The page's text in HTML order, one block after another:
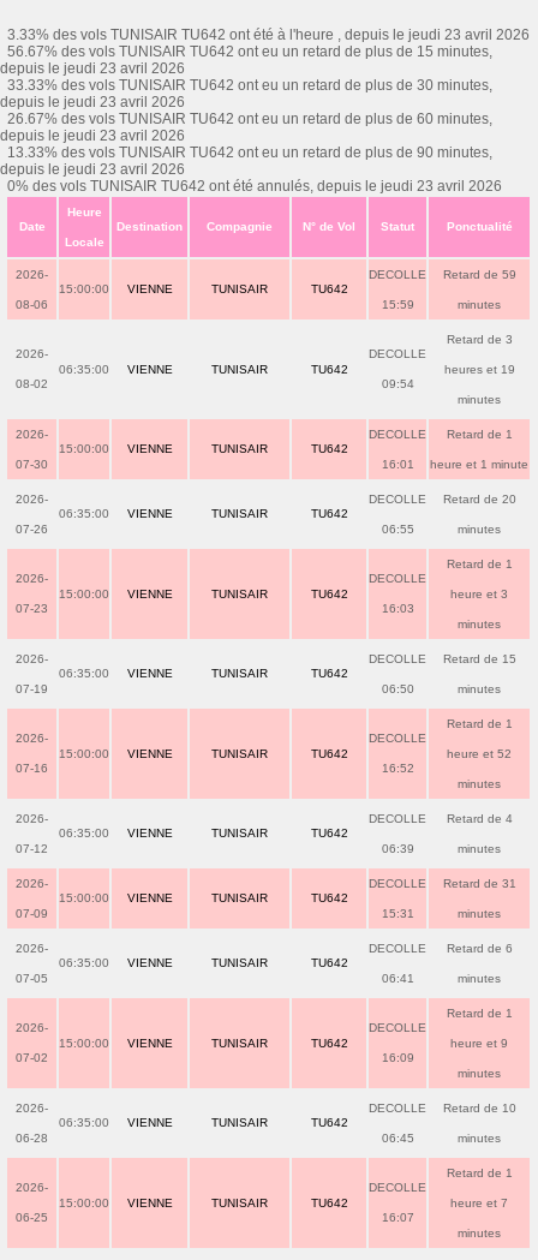
3.33% des vols TUNISAIR TU642 ont été à l'heure , depuis le jeudi 23 avril 2026
56.67% des vols TUNISAIR TU642 ont eu un retard de plus de 15 minutes,
depuis le jeudi 23 avril 2026
33.33% des vols TUNISAIR TU642 ont eu un retard de plus de 30 minutes,
depuis le jeudi 23 avril 2026
26.67% des vols TUNISAIR TU642 ont eu un retard de plus de 60 minutes,
depuis le jeudi 23 avril 2026
13.33% des vols TUNISAIR TU642 ont eu un retard de plus de 90 minutes,
depuis le jeudi 23 avril 2026
0% des vols TUNISAIR TU642 ont été annulés, depuis le jeudi 23 avril 2026
Date
Heure
Locale
Destination Compagnie N° de Vol Statut Ponctualité
2026-
08-06
15:00:00 VIENNE TUNISAIR TU642
DECOLLE
15:59
Retard de 59
minutes
2026-
08-02
06:35:00 VIENNE TUNISAIR TU642
DECOLLE
09:54
Retard de 3
heures et 19
minutes
2026-
07-30
15:00:00 VIENNE TUNISAIR TU642
DECOLLE
16:01
Retard de 1
heure et 1 minute
2026-
07-26
06:35:00 VIENNE TUNISAIR TU642
DECOLLE
06:55
Retard de 20
minutes
2026-
07-23
15:00:00 VIENNE TUNISAIR TU642
DECOLLE
16:03
Retard de 1
heure et 3
minutes
2026-
07-19
06:35:00 VIENNE TUNISAIR TU642
DECOLLE
06:50
Retard de 15
minutes
2026-
07-16
15:00:00 VIENNE TUNISAIR TU642
DECOLLE
16:52
Retard de 1
heure et 52
minutes
2026-
07-12
06:35:00 VIENNE TUNISAIR TU642
DECOLLE
06:39
Retard de 4
minutes
2026-
07-09
15:00:00 VIENNE TUNISAIR TU642
DECOLLE
15:31
Retard de 31
minutes
2026-
07-05
06:35:00 VIENNE TUNISAIR TU642
DECOLLE
06:41
Retard de 6
minutes
2026-
07-02
15:00:00 VIENNE TUNISAIR TU642
DECOLLE
16:09
Retard de 1
heure et 9
minutes
2026-
06-28
06:35:00 VIENNE TUNISAIR TU642
DECOLLE
06:45
Retard de 10
minutes
2026-
06-25
15:00:00 VIENNE TUNISAIR TU642
DECOLLE
16:07
Retard de 1
heure et 7
minutes